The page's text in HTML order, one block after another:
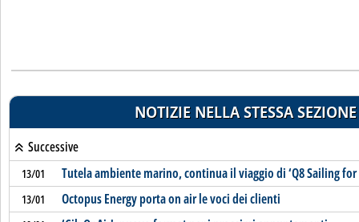
NOTIZIE NELLA STESSA SEZIONE
Successive
13/01 Tutela ambiente marino, continua il viaggio di ‘Q8 Sailing for
13/01 Octopus Energy porta on air le voci dei clienti